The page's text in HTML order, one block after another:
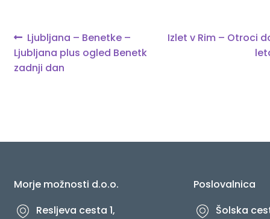
Navigacija
prispevka
Previous
post:
Ljubljana – Benetke –
Ljubljana plus ogled Benetk
zadnji dan
Next
Izlet v Rim – Otroci
Morje možnosti d.o.o.
Resljeva cesta 1,
Poslovalnica
Šolska